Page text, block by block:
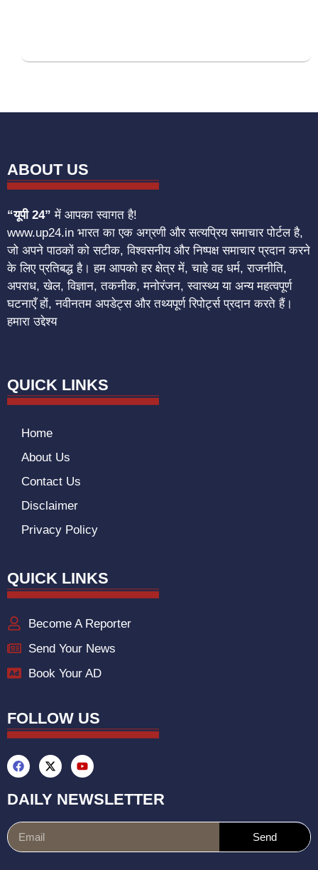
ABOUT US
“यूपी 24” में आपका स्वागत है!
www.up24.in भारत का एक अग्रणी और सत्यप्रिय समाचार पोर्टल है,
जो अपने पाठकों को सटीक, विश्वसनीय और निष्पक्ष समाचार प्रदान करने
के लिए प्रतिबद्ध है। हम आपको हर क्षेत्र में, चाहे वह धर्म, राजनीति,
अपराध, खेल, विज्ञान, तकनीक, मनोरंजन, स्वास्थ्य या अन्य महत्वपूर्ण
घटनाएँ हों, नवीनतम अपडेट्स और तथ्यपूर्ण रिपोर्ट्स प्रदान करते हैं।
हमारा उद्देश्य
QUICK LINKS
Home
About Us
Contact Us
Disclaimer
Privacy Policy
QUICK LINKS
Become A Reporter
Send Your News
Book Your AD
FOLLOW US
DAILY NEWSLETTER
Send